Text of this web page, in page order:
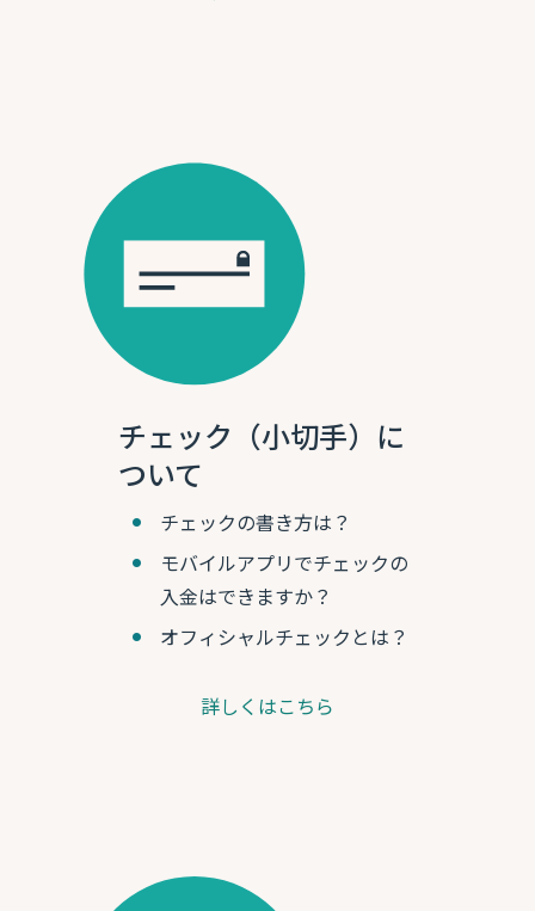
チェック（小切手）に
ついて
チェックの書き方は？
モバイルアプリでチェックの
入金はできますか？
オフィシャルチェックとは？
詳しくはこちら